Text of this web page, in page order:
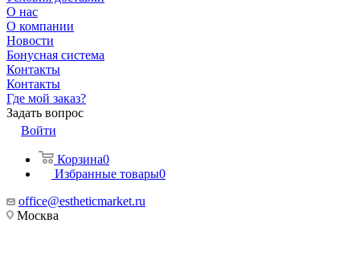
О нас
О компании
Новости
Бонусная система
Контакты
Контакты
Где мой заказ?
Задать вопрос
Войти
Корзина0
Избранные товары0
office@estheticmarket.ru
Москва